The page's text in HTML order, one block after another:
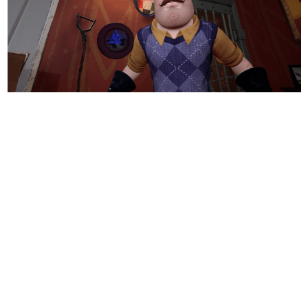
カテゴリ
特集記事
マンガ